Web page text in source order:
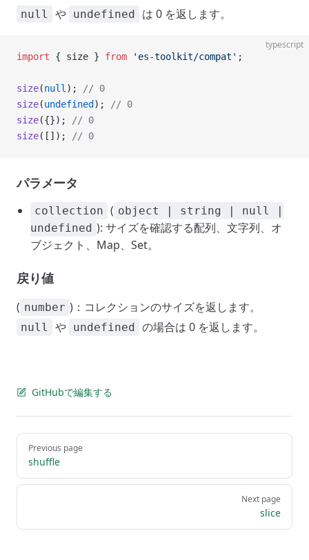
null や undefined は 0 を返します。
typescript
import { size } from 'es-toolkit/compat' ;
size(null );
// 0
size(undefined );
// 0
size({});
// 0
size([]); // 0
パラメータ
collection ( object | string | null |
undefined ): サイズを確認する配列、文字列、オ
ブジェクト、Map、Set。
戻り値
( number )：コレクションのサイズを返します。
null や undefined の場合は 0 を返します。
GitHubで編集する
Pager
Previous page
shuffle
Next page
slice